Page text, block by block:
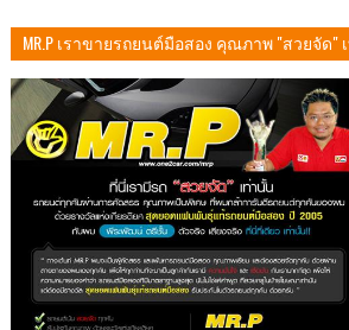
MR.P เราขายรถยนต์มือสอง คุณภาพ "สวยจัด"